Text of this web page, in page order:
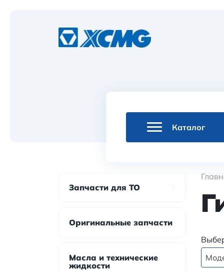
Каталог
Запчасти для ТО
Оригинальные запчасти
Масла и технические
жидкости